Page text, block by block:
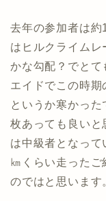
去年の参加者は約
はヒルクライム
かな勾配？でとて
エイドでこの時
というか寒かっ
枚あっても良いと
は中級者となっ
㎞くらい走った
のではと思います